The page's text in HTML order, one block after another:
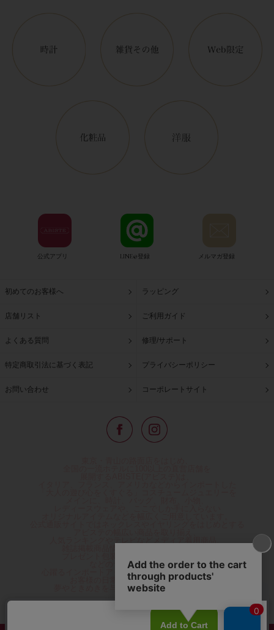
公式アプリ LINE@登録 メルマガ登録
初めてのお客様へ ラッピング
店舗リスト ご利用ガイド
よくある質問 修理/サポート
特定商取引法に基づく表記 プライバシーポリシー
お問い合わせ コーポレートサイト
などのサービスをご提供。
心躍るインポートアクセサリーや時計、小物などで、
お客様の日常をほんの少し豊かにし、
夢やときめきを与えられるよう願っています。